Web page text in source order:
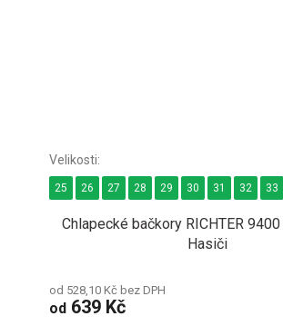
Chlapecké bačkory RICHTER
Hasiči
od 528,10 Kč bez DPH
od 639 Kč
25 26 27 28 29 30 31 32 33